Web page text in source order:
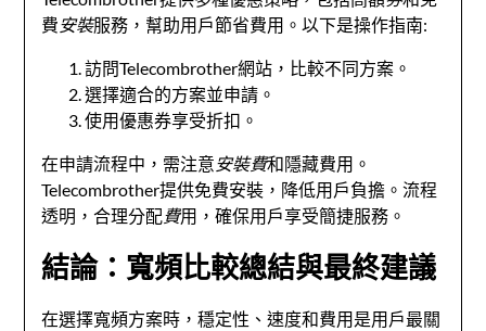
費安裝服務，幫助用戶節省費用。以下是操作指南:
訪問Telecombrother網站，比較不同方案。
選擇適合的方案並申請。
使用優惠券享受折扣。
在申請流程中，需注意安裝費和隱藏費用。
Telecombrother提供免費安裝，降低用戶負擔。流程
透明，合理分配費用，確保用戶享受簡捷服務。
結論：寬頻比較總結與最終建議
在選擇寬頻方案時，穩定性、速度和費用是用戶最關